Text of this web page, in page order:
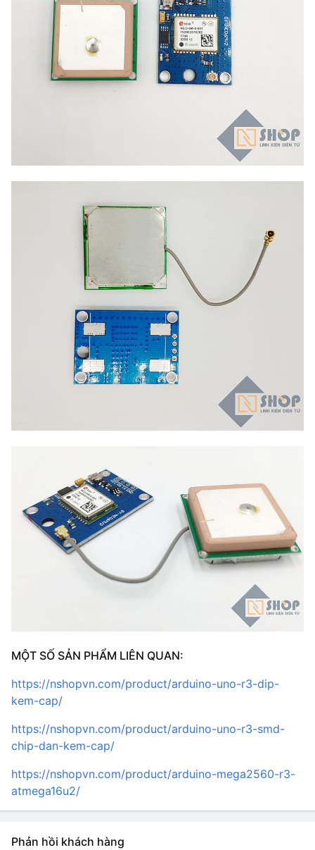
MỘT SỐ SẢN PHẨM LIÊN QUAN:
https://nshopvn.com/product/arduino-uno-r3-dip-
kem-cap/
https://nshopvn.com/product/arduino-uno-r3-smd-
chip-dan-kem-cap/
https://nshopvn.com/product/arduino-mega2560-r3-
atmega16u2/
Phản hồi khách hàng